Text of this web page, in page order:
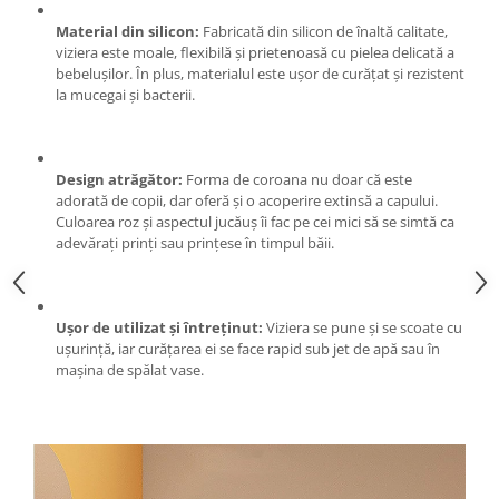
Perii si aparate scame
Stergatoare geam
Umerase pentru haine si suporturi
Uscatoare si standere haine
Masini de carnati si accesorii
Espressoare si cafetiere
Masini de piper si nuci
Accesorii si consumabile masini de
tocat carne
Autocolant de bucatarie
Blendere
Ceaune
Dozatoare
Fierbatoare
Friteuze
Statii si pistoale de lipit
Statii si pistoale de lipit
Accesorii, consumabile, piese
Acumulatori si incarcatoare scule
electrice
Discuri taiere
Strung
Scule de mana
Accesorii masini de taiat placi
ceramice
Accesorii placi ceramice
Carabine, vartejuri, belciuge
Fierastraie manuale
Foarfeci constructii
Material din silicon: Fabricată din silicon de înaltă calitate,
viziera este moale, flexibilă și prietenoasă cu pielea delicată a
bebelușilor. În plus, materialul este ușor de curățat și rezistent
la mucegai și bacterii.
Design atrăgător: Forma de coroana nu doar că este
adorată de copii, dar oferă și o acoperire extinsă a capului.
Culoarea roz și aspectul jucăuș îi fac pe cei mici să se simtă ca
adevărați prinți sau prințese în timpul băii.
Ușor de utilizat și întreținut: Viziera se pune și se scoate cu
ușurință, iar curățarea ei se face rapid sub jet de apă sau în
mașina de spălat vase.